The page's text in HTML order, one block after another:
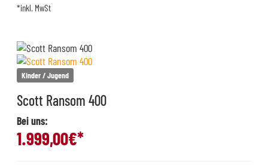
*inkl. MwSt
Kinder / Jugend
Scott Ransom 400
Bei uns:
1.999,00€*